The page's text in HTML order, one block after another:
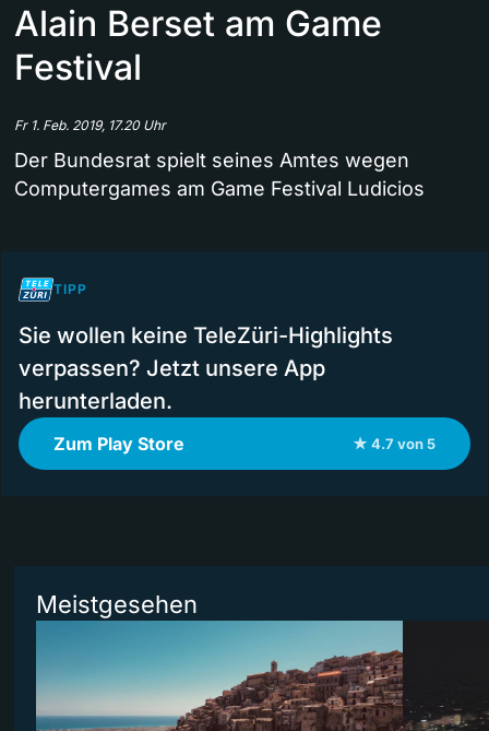
Alain Berset am Game
Festival
Fr 1. Feb. 2019, 17.20 Uhr
Der Bundesrat spielt seines Amtes wegen
Computergames am Game Festival Ludicios
TIPP
Sie wollen keine TeleZüri-Highlights
verpassen? Jetzt unsere App
herunterladen.
Zum Play Store ★ 4.7 von 5
Meistgesehen